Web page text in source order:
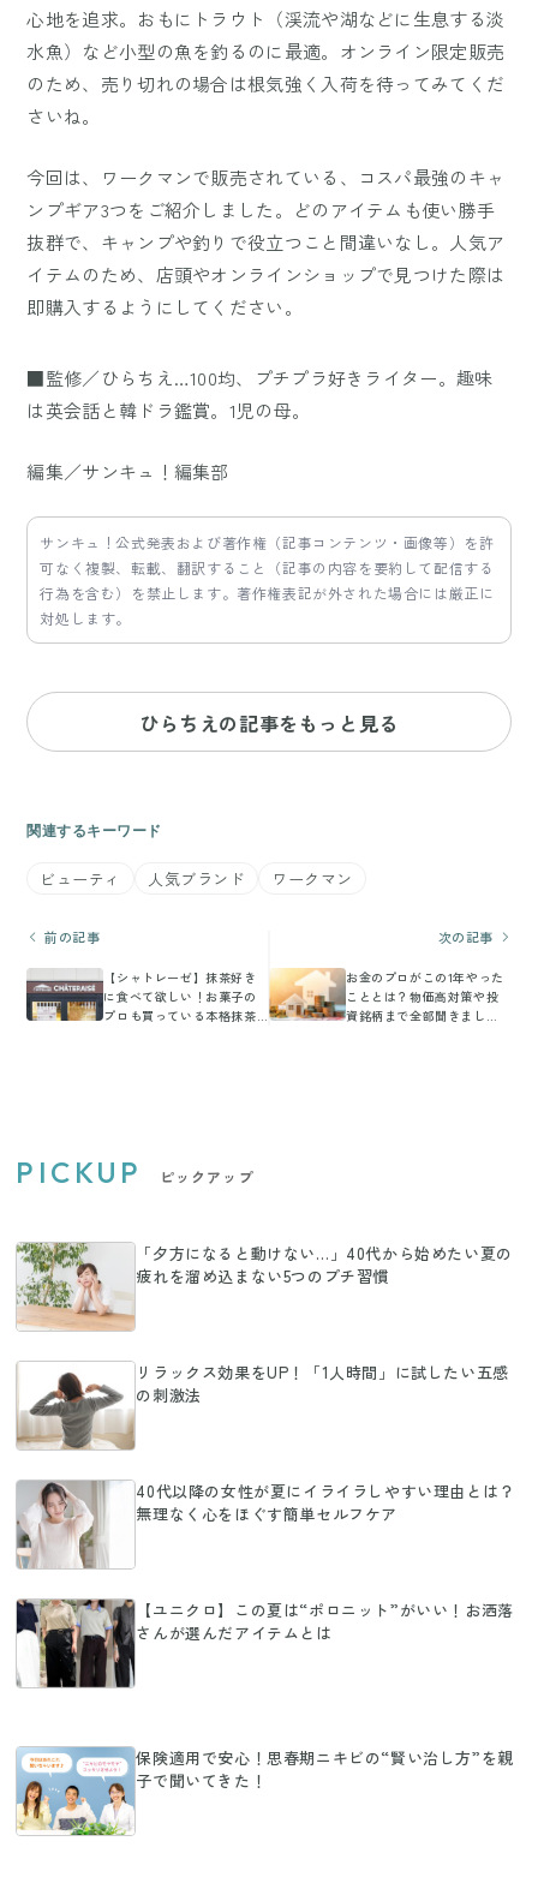
心地を追求。おもにトラウト（渓流や湖などに生息する淡
水魚）など小型の魚を釣るのに最適。オンライン限定販売
のため、売り切れの場合は根気強く入荷を待ってみてくだ
さいね。
今回は、ワークマンで販売されている、コスパ最強のキャ
ンプギア3つをご紹介しました。どのアイテムも使い勝手
抜群で、キャンプや釣りで役立つこと間違いなし。人気ア
イテムのため、店頭やオンラインショップで見つけた際は
即購入するようにしてください。
■監修／ひらちえ…100均、プチプラ好きライター。趣味
は英会話と韓ドラ鑑賞。1児の母。
編集／サンキュ！編集部
サンキュ！公式発表および著作権（記事コンテンツ・画像等）を許
可なく複製、転載、翻訳すること（記事の内容を要約して配信する
行為を含む）を禁止します。著作権表記が外された場合には厳正に
対処します。
ひらちえの記事をもっと見る
関連するキーワード
ビューティ 人気ブランド ワークマン
前の記事
【シャトレーゼ】抹茶好き
に食べて欲しい！お菓子の
プロも買っている本格抹茶
次の記事
お金のプロがこの1年やった
こととは？物価高対策や投
資銘柄まで全部聞きまし
PICKUP ピックアップ
「夕方になると動けない…」40代から始めたい夏の
疲れを溜め込まない5つのプチ習慣
リラックス効果をUP！「1人時間」に試したい五感
の刺激法
40代以降の女性が夏にイライラしやすい理由とは？
無理なく心をほぐす簡単セルフケア
【ユニクロ】この夏は“ポロニット”がいい！お洒落
さんが選んだアイテムとは
保険適用で安心！思春期ニキビの“賢い治し方”を親
子で聞いてきた！